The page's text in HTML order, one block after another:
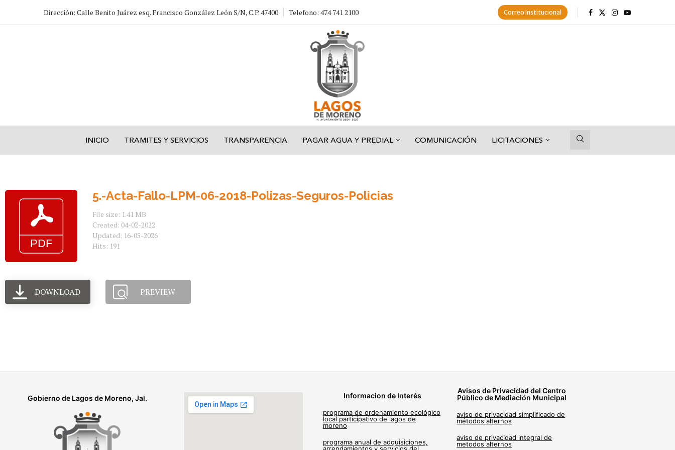
Dirección: Calle Benito Juárez esq. Francisco González León S/N, C.P. 47400 Telefono: 474 741 2100 Correo Institucional
INICIO TRAMITES Y SERVICIOS TRANSPARENCIA PAGAR AGUA Y PREDIAL COMUNICACIÓN LICITACIONES
5.-Acta-Fallo-LPM-06-2018-Polizas-Seguros-Policias
File size: 1.41 MB
Created: 04-02-2022
Updated: 16-05-2026
Hits: 191
DOWNLOAD PREVIEW
Gobierno de Lagos de Moreno, Jal. Informacion de Interés
programa de ordenamiento ecológico
local participativo de lagos de
moreno
programa anual de adquisiciones,
Avisos de Privacidad del Centro
Público de Mediación Municipal
aviso de privacidad simplificado de
métodos alternos
aviso de privacidad integral de
metodos alternos